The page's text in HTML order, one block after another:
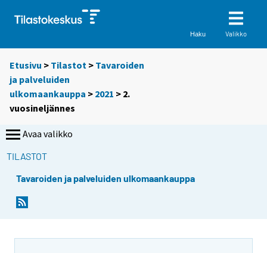
Haku Valikko
Etusivu > Tilastot > Tavaroiden
ja palveluiden
ulkomaankauppa > 2021 > 2.
vuosineljännes
Avaa valikko
TILASTOT
Tavaroiden ja palveluiden ulkomaankauppa